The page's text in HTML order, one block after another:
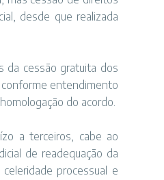
desde que realizada
da cessão gratuita dos
entendimento
do acordo.
a terceiros, cabe ao
de readequação da
processual e